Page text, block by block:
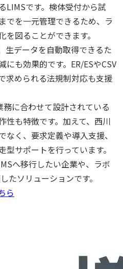
LIMSです。検体受付から試
でを一元管理できるため、ラ
図ることができます。
生データを自動取得できるた
も効果的です。ER/ESやCSV
求められる法規制対応も支援
に合わせて設計されている
性も特徴です。加えて、西川
く、要求定義や導入支援、
サポートを行っています。
へ移行したい企業や、ラボ
たソリューションです。
ら